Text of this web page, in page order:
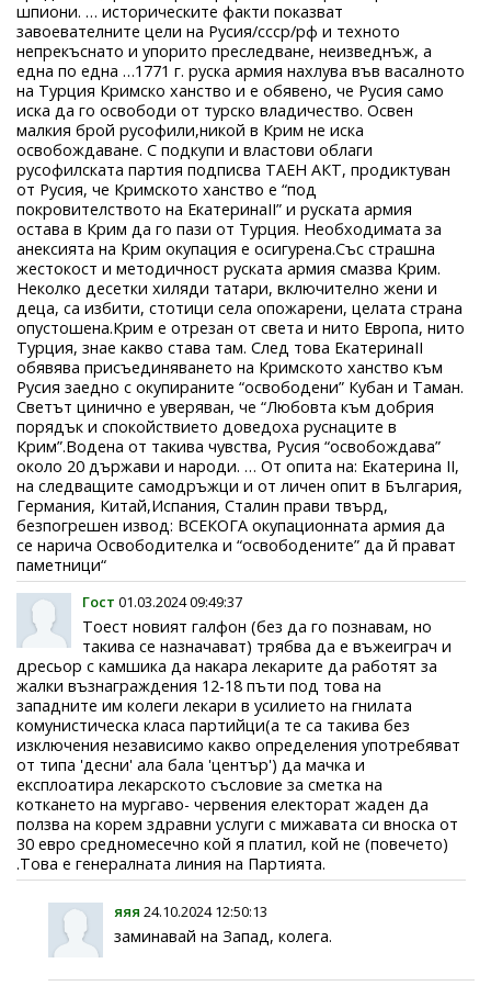
шпиони. … историческите факти показват
завоевателните цели на Русия/ссср/рф и техното
непрекъснато и упорито преследване, неизведнъж, а
една по една …1771 г. руска армия нахлува във васалното
на Турция Кримско ханство и е обявено, че Русия само
иска да го освободи от турско владичество. Освен
малкия брой русофили,никой в Крим не иска
освобождаване. С подкупи и властови облаги
русофилската партия подписва ТАЕН АКТ, продиктуван
от Русия, че Кримското ханство е “под
покровителството на ЕкатеринаII” и руската армия
остава в Крим да го пази от Турция. Необходимата за
анексията на Крим окупация е осигурена.Със страшна
жестокост и методичност руската армия смазва Крим.
Неколко десетки хиляди татари, включително жени и
деца, са избити, стотици села опожарени, целата страна
опустошена.Крим е отрезан от света и нито Европа, нито
Турция, знае какво става там. След това ЕкатеринаII
обявява присъединяването на Кримското ханство към
Русия заедно с окупираните “освободени” Кубан и Таман.
Светът цинично е уверяван, че “Любовта към добрия
порядък и спокойствието доведоха руснаците в
Крим”.Водена от такива чувства, Русия “освобождава”
около 20 държави и народи. … От опита на: Екатерина II,
на следващите самодръжци и от личен опит в България,
Германия, Китай,Испания, Сталин прави твърд,
безпогрешен извод: ВСЕКОГА окупационната армия да
се нарича Освободителка и “освободените” да й прават
паметници“
Гост 01.03.2024 09:49:37
Тоест новият галфон (без да го познавам, но
такива се назначават) трябва да е въжеиграч и
дресьор с камшика да накара лекарите да работят за
жалки възнаграждения 12-18 пъти под това на
западните им колеги лекари в усилието на гнилата
комунистическа класа партийци(а те са такива без
изключения независимо какво определения употребяват
от типа 'десни' ала бала 'център') да мачка и
експлоатира лекарското съсловие за сметка на
коткането на мургаво- червения електорат жаден да
ползва на корем здравни услуги с мижавата си вноска от
30 евро средномесечно кой я платил, кой не (повечето)
.Това е генералната линия на Партията.
яяя 24.10.2024 12:50:13
заминавай на Запад, колега.